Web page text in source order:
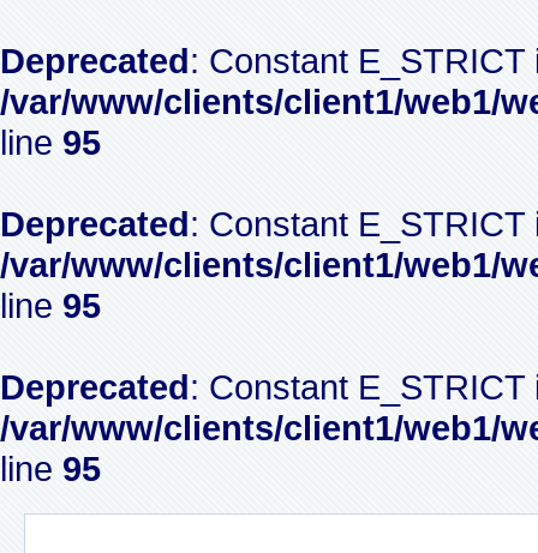
Deprecated: Constant
/var/www/clients/client1/web1/
line 95
Deprecated: Constant
/var/www/clients/client1/web1/
line 95
Deprecated: Constant
/var/www/clients/client1/web1/
line 95